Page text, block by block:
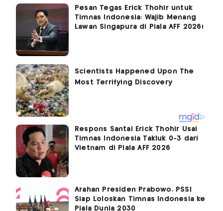
Pesan Tegas Erick Thohir untuk
Timnas Indonesia: Wajib Menang
Lawan Singapura di Piala AFF 2026!
Respons Santai Erick Thohir Usai
Timnas Indonesia Takluk 0-3 dari
Vietnam di Piala AFF 2026
Arahan Presiden Prabowo, PSSI
Siap Loloskan Timnas Indonesia ke
Piala Dunia 2030